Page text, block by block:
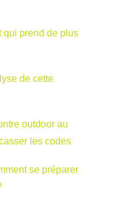
qui prend de plus
de cette
outdoor au
les codes
se préparer